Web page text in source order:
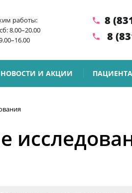
работы:
8.00–20.00
phone 8
phone 8
НОВОСТИ И АКЦИИ